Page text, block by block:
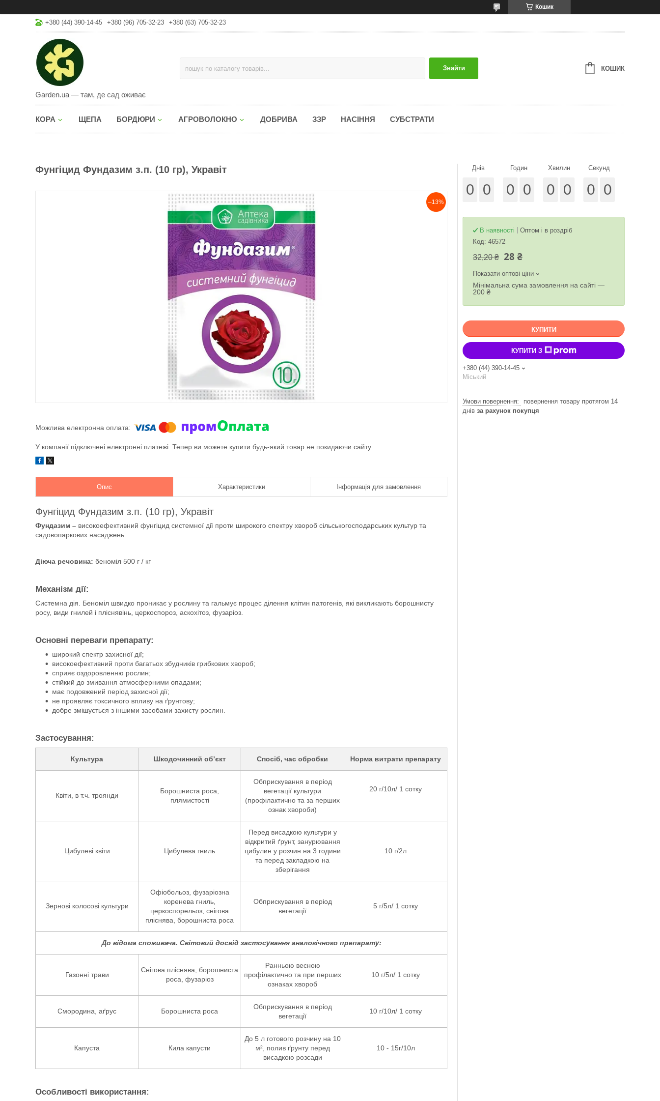
Кошик
+380 (44) 390-14-45 +380 (96) 705-32-23 +380 (63) 705-32-23
Garden.ua — там, де сад оживає
Знайти КОШИК
КОРА ЩЕПА БОРДЮРИ АГРОВОЛОКНО ДОБРИВА ЗЗР НАСІННЯ СУБСТРАТИ
Фунгіцид Фундазим з.п. (10 гр), Укравіт
–13%
У компанії підключені електронні платежі. Тепер ви можете купити будь-який товар не покидаючи сайту.
Опис Характеристики Інформація для замовлення
Фунгіцид Фундазим з.п. (10 гр), Укравіт
Фундазим – високоефективний фунгіцид системної дії проти широкого спектру хвороб сільськогосподарських культур та
садовопаркових насаджень.
Діюча речовина: беноміл 500 г / кг
Механізм дії:
Системна дія. Беноміл швидко проникає у рослину та гальмує процес ділення клітин патогенів, які викликають борошнисту
росу, види гнилей і пліснявінь, церкоспороз, аскохітоз, фузаріоз.
Основні переваги препарату:
широкий спектр захисної дії;
високоефективний проти багатьох збудників грибкових хвороб;
сприяє оздоровленню рослин;
стійкий до змивання атмосферними опадами;
має подовжений період захисної дії;
не проявляє токсичного впливу на ґрунтову;
добре змішується з іншими засобами захисту рослин.
Застосування:
Культура Шкодочинний об’єкт Спосіб, час обробки Норма витрати препарату
Квіти, в т.ч. троянди
Борошниста роса,
плямистості
Обприскування в період
вегетації культури
(профілактично та за перших
ознак хвороби)
20 г/10л/ 1 сотку
Цибулеві квіти Цибулева гниль
Перед висадкою культури у
відкритий ґрунт, занурювання
цибулин у розчин на 3 години
та перед закладкою на
зберігання
10 г/2л
Зернові колосові культури
Офіобольоз, фузаріозна
коренева гниль,
церкоспорельоз, снігова
пліснява, борошниста роса
Обприскування в період
вегетації
5 г/5л/ 1 сотку
До відома споживача. Світовий досвід застосування аналогічного препарату:
Газонні трави
Снігова пліснява, борошниста
роса, фузаріоз
Ранньою весною
профілактично та при перших
ознаках хвороб
10 г/5л/ 1 сотку
Смородина, аґрус Борошниста роса
Обприскування в період
вегетації
10 г/10л/ 1 сотку
Капуста Кила капусти
До 5 л готового розчину на 10
м², полив ґрунту перед
висадкою розсади
10 - 15г/10л
Особливості використання:
Днів
0 0
Годин
0 0
Хвилин
0 0
Секунд
0 0
В наявності
Оптом і в роздріб
Код: 46572
32,20 ₴ 28 ₴
Показати оптові ціни
Мінімальна сума замовлення на сайті —
200 ₴
КУПИТИ
КУПИТИ З
+380 (44) 390-14-45
Міський
повернення товару протягом 14
днів за рахунок покупця